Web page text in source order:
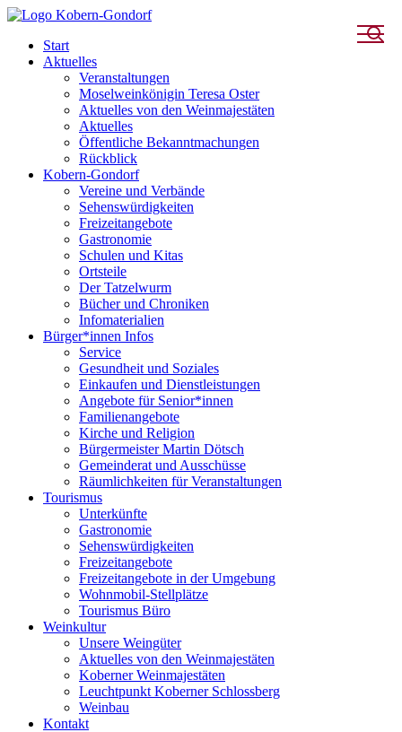
Start
Aktuelles
Veranstaltungen
Moselweinkönigin Teresa Oster
Aktuelles von den Weinmajestäten
Aktuelles
Öffentliche Bekanntmachungen
Rückblick
Kobern-Gondorf
Vereine und Verbände
Sehenswürdigkeiten
Freizeitangebote
Gastronomie
Schulen und Kitas
Ortsteile
Der Tatzelwurm
Bücher und Chroniken
Infomaterialien
Bürger*innen Infos
Service
Gesundheit und Soziales
Einkaufen und Dienstleistungen
Angebote für Senior*innen
Familienangebote
Kirche und Religion
Bürgermeister Martin Dötsch
Gemeinderat und Ausschüsse
Räumlichkeiten für Veranstaltungen
Tourismus
Unterkünfte
Gastronomie
Sehenswürdigkeiten
Freizeitangebote
Freizeitangebote in der Umgebung
Wohnmobil-Stellplätze
Tourismus Büro
Weinkultur
Unsere Weingüter
Aktuelles von den Weinmajestäten
Koberner Weinmajestäten
Leuchtpunkt Koberner Schlossberg
Weinbau
Kontakt